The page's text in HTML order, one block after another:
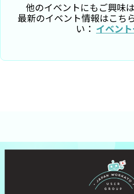
履歴書に追加すること
ション専門分野への職
Foundationsのコミュニ
他のイベントにもご興味
最新のイベント情報はこち
い： イベン